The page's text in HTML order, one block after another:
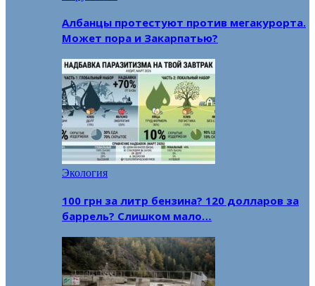
Албанцы протестуют против мегакурорта.
Может пора и Закарпатью?
Экология
100 грн за литр бензина? 120 долларов за
баррель? Слишком мало…